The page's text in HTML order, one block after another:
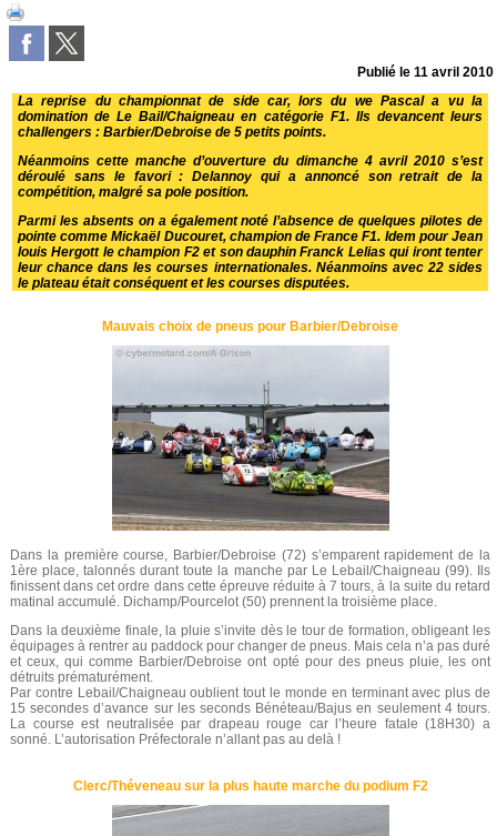
Publié le11 avril 2010
La reprise du championnat de side car, lors du we Pascal a vu la
domination de Le Bail/Chaigneau en catégorie F1. Ils devancent leurs
challengers : Barbier/Debroise de 5 petits points.
Néanmoins cette manche d’ouverture du dimanche 4 avril 2010 s’est
déroulé sans le favori :Delannoy qui a annoncé son retrait de la
compétition, malgré sa pole position.
Parmi les absents on a également noté l’absence de quelques pilotes de
pointe comme Mickaël Ducouret, champion de France F1. Idem pour Jean
louis Hergott le champion F2 et son dauphin Franck Lelias qui iront tenter
leur chance dans les courses internationales. Néanmoins avec 22 sides
le plateau était conséquent et les courses disputées.
Mauvais choix de pneus pour Barbier/Debroise
Dans la première course, Barbier/Debroise (72) s’emparent rapidement de la
1ère place, talonnés durant toute la manche par Le Lebail/Chaigneau (99). Ils
finissent dans cet ordre dans cette épreuve réduite à 7 tours, à la suite du retard
matinal accumulé. Dichamp/Pourcelot (50) prennent la troisième place.
Dans la deuxième finale, la pluie s’invite dès le tour de formation, obligeant les
équipages à rentrer au paddock pour changer de pneus. Mais cela n’a pas duré
et ceux, qui comme Barbier/Debroise ont opté pour des pneus pluie, les ont
détruits prématurément.
Par contre Lebail/Chaigneau oublient tout le monde en terminant avec plus de
15 secondes d’avance sur les seconds Bénéteau/Bajus en seulement 4 tours.
La course est neutralisée par drapeau rouge car l’heure fatale (18H30) a
sonné. L’autorisation Préfectorale n’allant pas au delà !
Clerc/Théveneau sur la plus haute marche du podium F2